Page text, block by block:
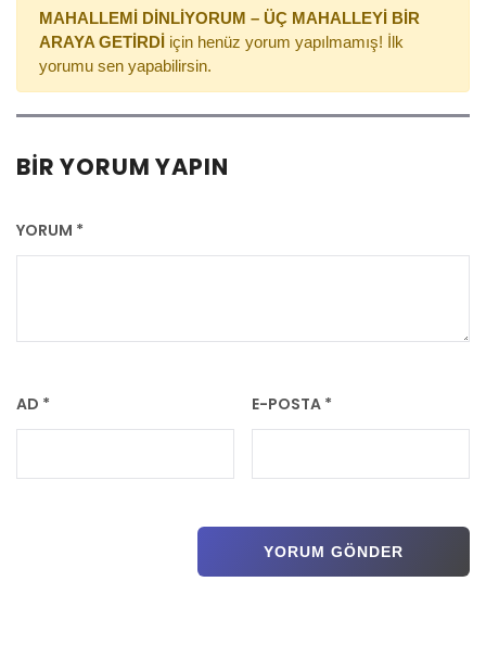
MAHALLEMİ DİNLİYORUM – ÜÇ MAHALLEYİ BİR
ARAYA GETİRDİ için henüz yorum yapılmamış! İlk
yorumu sen yapabilirsin.
BIR YORUM YAPIN
YORUM *
AD * E-POSTA *